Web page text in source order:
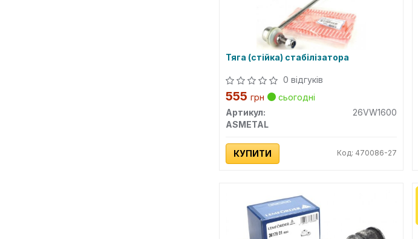
Тяга (стійка) стабілізатора
0 відгуків
555 грн
сьогодні
Артикул:
26VW1600
ASMETAL
КУПИТИ Код: 470086-27